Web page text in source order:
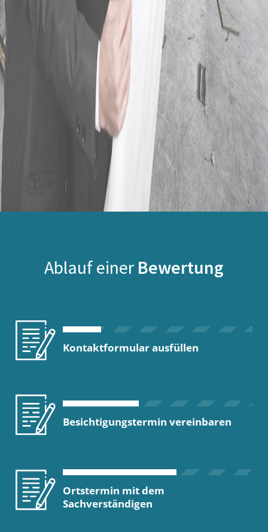
Ablauf einer Bewertung
Kontaktformular ausfüllen
Besichtigungstermin vereinbaren
Ortstermin mit dem
Sachverständigen